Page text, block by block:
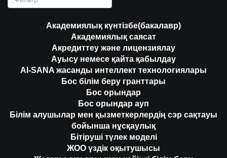
Академиялық күнтізбе(бакалавр)
Академиялық саясат
Акредиттеу және лицензиялау
Ауысу немесе қайта қабылдау
AI-SANA жасанды интеллект технологиялары
Бос білім беру гранттары
Бос орындар
Бос орындар ауп
Білім алушылар мен қызметкерлердің сэр сақтауы
бойынша нұсқаулық
Бітіруші түлек моделі
ЖОО үздік оқытушысы